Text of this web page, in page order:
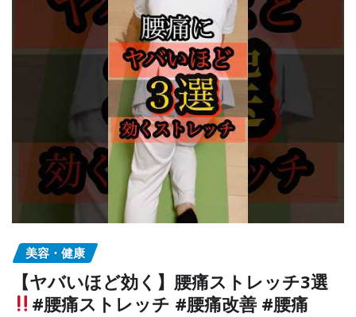
美容・健康
【ヤバいほど効く】腰痛ストレッチ3選
#腰痛ストレッチ #腰痛改善 #腰痛